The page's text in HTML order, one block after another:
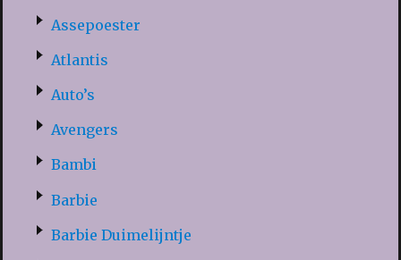
Assepoester
Atlantis
Auto’s
Avengers
Bambi
Barbie
Barbie Duimelijntje